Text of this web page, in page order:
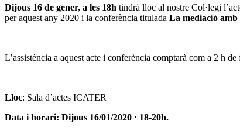
Dijous 16 de gener, a les 18h tindrà lloc al nostre Col·legi
per aquest any 2020 i la conferència titulada La mediació amb
L’assistència a aquest acte i conferència comptarà com a 2 h
Lloc: Sala d’actes ICATER
Data i horari: Dijous 16/01/2020 · 18-20h.